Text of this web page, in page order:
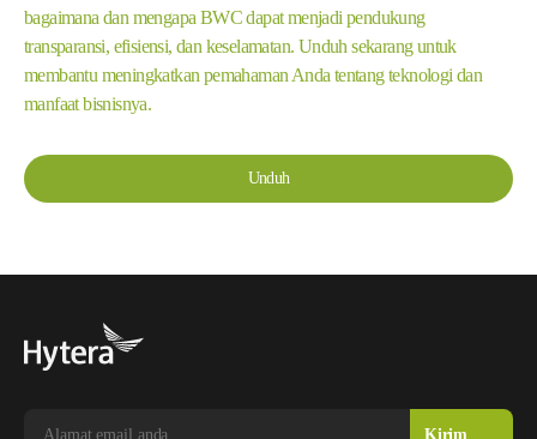
bagaimana dan mengapa BWC dapat menjadi pendukung
transparansi, efisiensi, dan keselamatan. Unduh sekarang untuk
membantu meningkatkan pemahaman Anda tentang teknologi dan
manfaat bisnisnya.
Unduh